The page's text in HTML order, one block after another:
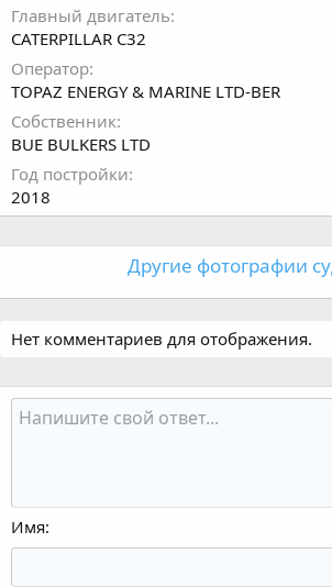
Главный двигатель
CATERPILLAR C32
Оператор
TOPAZ ENERGY & MARINE LTD-BER
Собственник
BUE BULKERS LTD
Год постройки
2018
Другие фотографии
Нет комментариев для отображения.
Имя